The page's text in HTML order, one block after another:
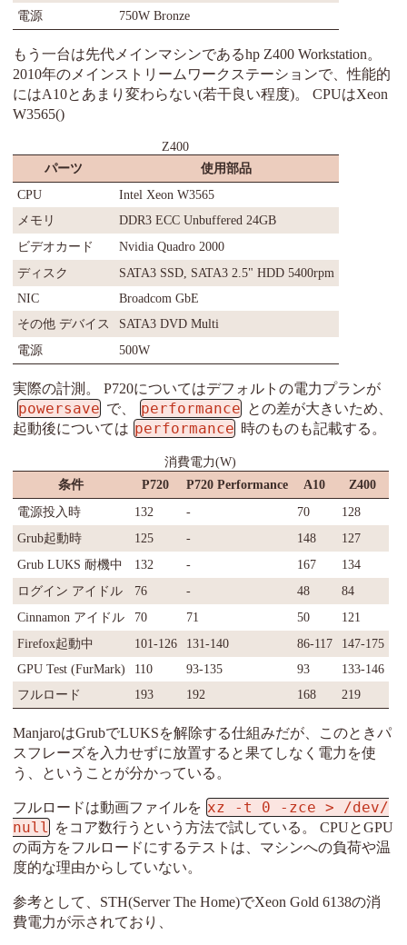
電源
750W Bronze
もう一台は先代メインマシンであるhp Z400 Workstation。
2010年のメインストリームワークステーションで、性能的
にはA10とあまり変わらない(若干良い程度)。 CPUはXeon
W3565()
Z400
パーツ
使用部品
CPU
Intel Xeon W3565
メモリ
DDR3 ECC Unbuffered 24GB
ビデオカード
Nvidia Quadro 2000
ディスク
SATA3 SSD, SATA3 2.5" HDD 5400rpm
NIC
Broadcom GbE
その他 デバイス
SATA3 DVD Multi
電源
500W
実際の計測。 P720についてはデフォルトの電力プランが
powersave で、 performance との差が大きいため、
起動後については performance 時のものも記載する。
消費電力(W)
条件
P720 P720 Performance A10
Z400
電源投入時
132 - 70
128
Grub起動時
125 - 148
127
Grub LUKS 耐機中
132 - 167
134
ログイン アイドル
76 - 48
84
Cinnamon アイドル
70 71 50
121
Firefox起動中
101-126 131-140 86-117
147-175
GPU Test (FurMark)
110 93-135 93
133-146
フルロード
193 192 168 219
ManjaroはGrubでLUKSを解除する仕組みだが、このときパ
スフレーズを入力せずに放置すると果てしなく電力を使
う、ということが分かっている。
フルロードは動画ファイルを xz -t 0 -zce > /dev/
null
をコア数行うという方法で試している。 CPUとGPU
の両方をフルロードにするテストは、マシンへの負荷や温
度的な理由からしていない。
参考として、STH(Server The Home)でXeon Gold 6138の消
費電力が示されており、